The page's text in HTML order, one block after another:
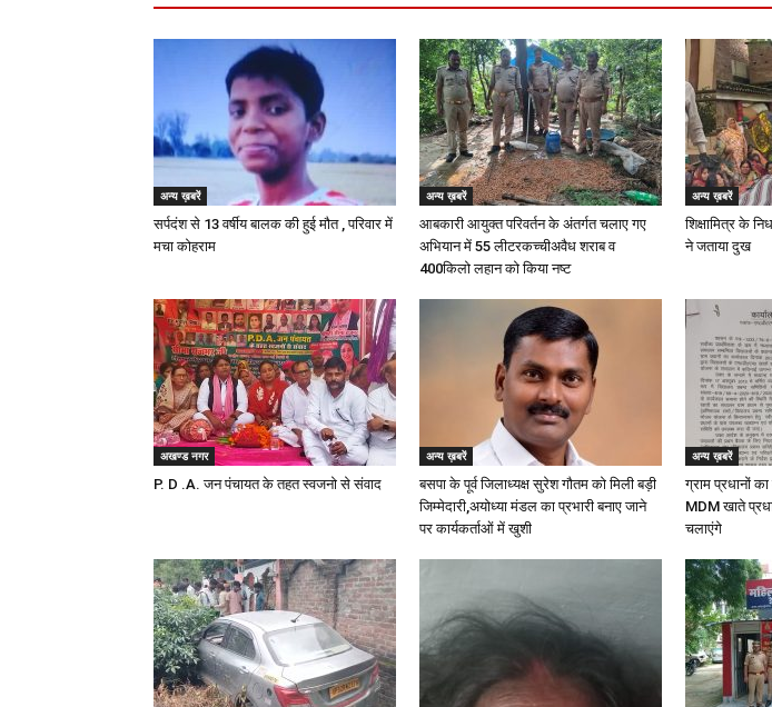
अन्य ख़बरें
सर्पदंश से 13 वर्षीय बालक की हुई मौत , परिवार में
मचा कोहराम
अन्य ख़बरें
आबकारी आयुक्त परिवर्तन के अंतर्गत चलाए गए
अभियान में 55 लीटरकच्चीअवैध शराब व
400किलो लहान को किया नष्ट
अन्य ख़बरें
शिक्षामित्र के
ने जताया दुख
अखण्ड नगर
P. D .A. जन पंचायत के तहत स्वजनो से संवाद
अन्य ख़बरें
बसपा के पूर्व जिलाध्यक्ष सुरेश गौतम को मिली बड़ी
जिम्मेदारी,अयोध्या मंडल का प्रभारी बनाए जाने
पर कार्यकर्ताओं में खुशी
अन्य ख़बरें
ग्राम प्रधानों
MDM खाते
चलाएंगे